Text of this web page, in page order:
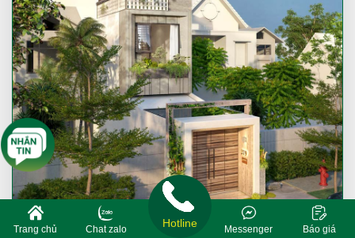
Trang chủ Chat zalo Báo giá
Messenger
Hotline